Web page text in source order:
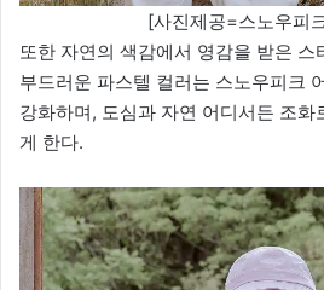
[사진제공=스노우피
또한 자연의 색감에서 영감을 받은
부드러운 파스텔 컬러는 스노우피크
강화하며, 도심과 자연 어디서든 조
게 한다.